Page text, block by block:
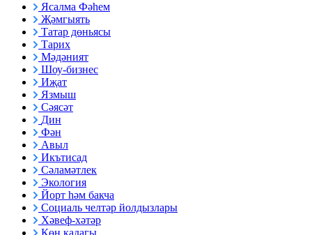
Ясалма Фәһем
Җәмгыять
Татар дөньясы
Тарих
Мәдәният
Шоу-бизнес
Иҗат
Язмыш
Сәясәт
Дин
Фән
Авыл
Икътисад
Сәламәтлек
Экология
Йорт һәм бакча
Социаль челтәр йолдызлары
Хәвеф-хәтәр
Көн кадагы